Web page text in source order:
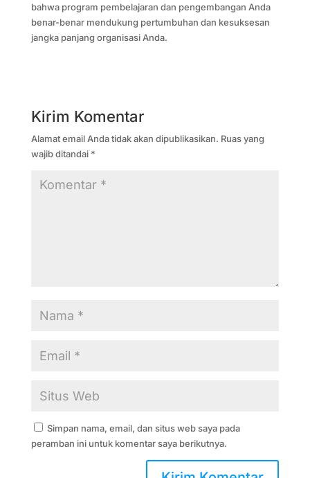
bahwa program pembelajaran dan pengembangan Anda
benar-benar mendukung pertumbuhan dan kesuksesan
jangka panjang organisasi Anda.
Kirim Komentar
Alamat email Anda tidak akan dipublikasikan. Ruas yang
wajib ditandai *
Simpan nama, email, dan situs web saya pada
peramban ini untuk komentar saya berikutnya.